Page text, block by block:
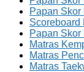
Papan Skor
Scoreboard
Papan
Matras
Matras
Matras